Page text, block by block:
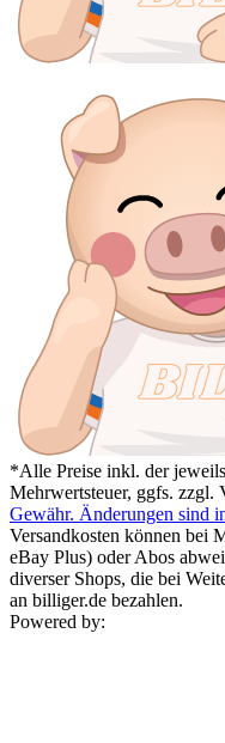
*Alle Preise inkl. der
Mehrwertsteuer, ggfs. zzgl.
Gewähr. Änderungen sind
Versandkosten können bei
eBay Plus) oder Abos
diverser Shops, die bei
an billiger.de bezahlen.
Powered by: